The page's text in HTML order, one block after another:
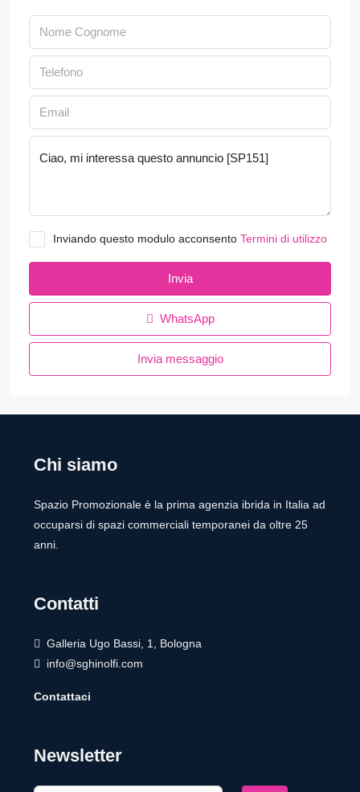
Inviando questo modulo acconsento Termini di utilizzo
Invia
WhatsApp
Invia messaggio
Chi siamo
Spazio Promozionale è la prima agenzia ibrida in Italia ad
occuparsi di spazi commerciali temporanei da oltre 25
anni.
Contatti
Galleria Ugo Bassi, 1, Bologna
info@sghinolfi.com
Contattaci
Newsletter